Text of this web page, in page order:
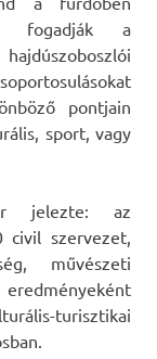
fogadják a
pontjain
sport, vagy
jelezte: az
civil szervezet,
művészeti
turisztikai